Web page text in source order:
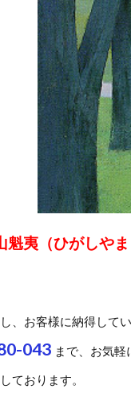
魁夷（ひがしや
、お客様に納得して
043 まで、お気軽
ております。